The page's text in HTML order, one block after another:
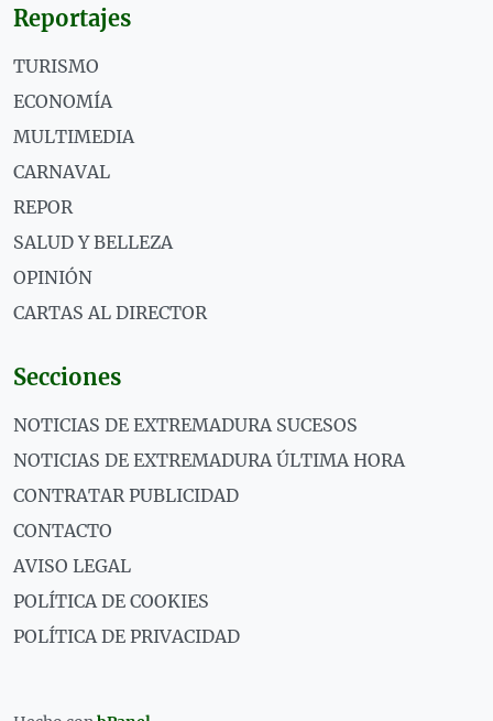
Reportajes
TURISMO
ECONOMÍA
MULTIMEDIA
CARNAVAL
REPOR
SALUD Y BELLEZA
OPINIÓN
CARTAS AL DIRECTOR
Secciones
NOTICIAS DE EXTREMADURA SUCESOS
NOTICIAS DE EXTREMADURA ÚLTIMA HORA
CONTRATAR PUBLICIDAD
CONTACTO
AVISO LEGAL
POLÍTICA DE COOKIES
POLÍTICA DE PRIVACIDAD